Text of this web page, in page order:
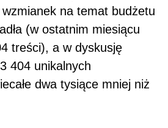
na temat budżetu
(w ostatnim miesiącu
treści), a w dyskusję
404 unikalnych
dwa tysiące mniej niż